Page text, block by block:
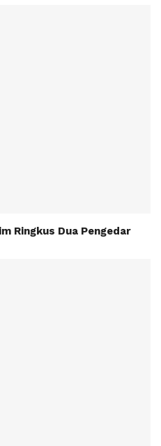
Ringkus Dua Pengedar